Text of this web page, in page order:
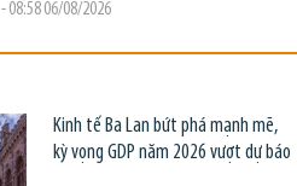
- 08:58 06/08/2026
Kinh tế Ba Lan bứt phá mạnh mẽ,
kỳ vọng GDP năm 2026 vượt dự báo